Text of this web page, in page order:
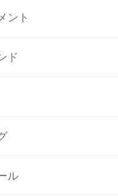
ント
ド
ル